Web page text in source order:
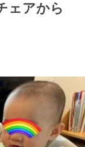
ェアから